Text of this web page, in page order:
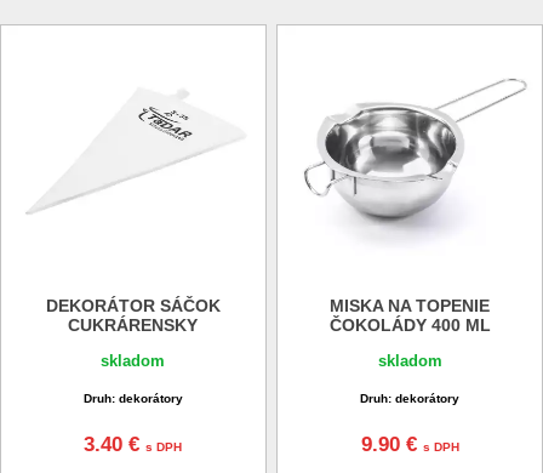
DEKORÁTOR SÁČOK
CUKRÁRENSKY
skladom
Druh: dekorátory
3.40 €s DPH
MISKA NA TOPENIE
ČOKOLÁDY 400 ML
skladom
Druh: dekorátory
9.90 € s DPH